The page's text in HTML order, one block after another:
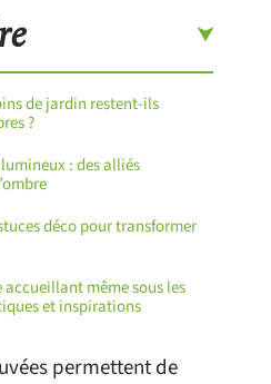
de jardin restent-ils
?
: des alliés
déco pour transformer
accueillant même sous les
et inspirations
permettent de